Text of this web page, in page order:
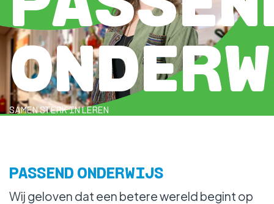
AANMELDEN
PRAKTISCH
OUDERS
WERKEN BIJ
SAMEN STERK IN LEREN
PASSEND ONDERWIJS
Wij geloven dat een betere wereld begint op